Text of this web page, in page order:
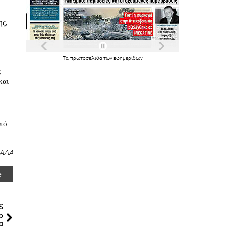
Τα πρωτοσέλιδα τωνεφημερίδων